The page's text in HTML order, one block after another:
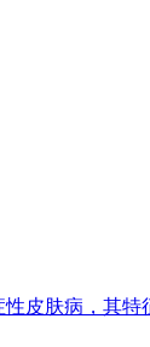
皮肤病，其特